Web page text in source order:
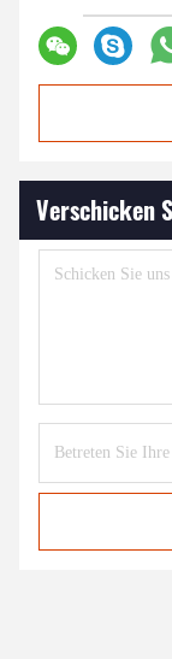
Verschicken